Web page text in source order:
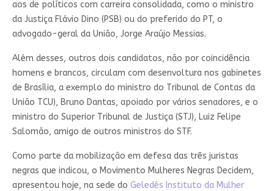
aos de políticos com carreira consolidada, como o ministro
da Justiça Flávio Dino (PSB) ou do preferido do PT, o
advogado-geral da União, Jorge Araújo Messias.
Além desses, outros dois candidatos, não por coincidência
homens e brancos, circulam com desenvoltura nos gabinetes
de Brasília, a exemplo do ministro do Tribunal de Contas da
União TCU), Bruno Dantas, apoiado por vários senadores, e o
ministro do Superior Tribunal de Justiça (STJ), Luiz Felipe
Salomão, amigo de outros ministros do STF.
Como parte da mobilização em defesa das três juristas
negras que indicou, o Movimento Mulheres Negras Decidem,
apresentou hoje, na sede do Geledés Instituto da Mulher